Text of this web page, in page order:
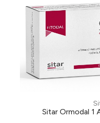
Sitar Ormodal 1